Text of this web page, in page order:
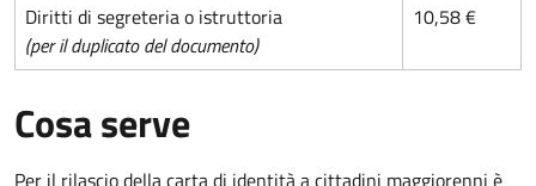
Diritti di segreteria o istruttoria
(per il duplicato del documento)
10,58 €
Cosa serve
Per il rilascio della carta di identità a cittadini maggiorenni è